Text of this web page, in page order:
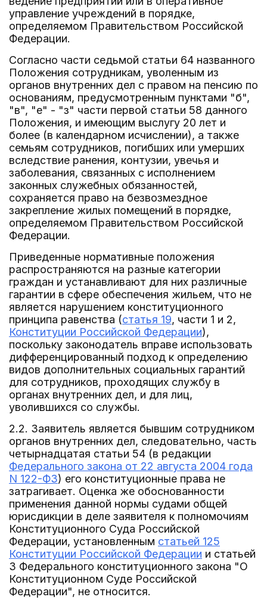
управление учреждений в порядке,
определяемом Правительством Российской
Федерации.
Согласно части седьмой статьи 64 названного
Положения сотрудникам, уволенным из
органов внутренних дел с правом на пенсию по
основаниям, предусмотренным пунктами "б",
"в", "е" - "з" части первой статьи 58 данного
Положения, и имеющим выслугу 20 лет и
более (в календарном исчислении), а также
семьям сотрудников, погибших или умерших
вследствие ранения, контузии, увечья и
заболевания, связанных с исполнением
законных служебных обязанностей,
сохраняется право на безвозмездное
закрепление жилых помещений в порядке,
определяемом Правительством Российской
Федерации.
Приведенные нормативные положения
распространяются на разные категории
граждан и устанавливают для них различные
гарантии в сфере обеспечения жильем, что не
является нарушением конституционного
принципа равенства (статья 19, части 1 и 2,
Конституции Российской Федерации),
поскольку законодатель вправе использовать
дифференцированный подход к определению
видов дополнительных социальных гарантий
для сотрудников, проходящих службу в
органах внутренних дел, и для лиц,
уволившихся со службы.
2.2. Заявитель является бывшим сотрудником
органов внутренних дел, следовательно, часть
четырнадцатая статьи 54 (в редакции
Федерального закона от 22 августа 2004 года
N 122-ФЗ) его конституционные права не
затрагивает. Оценка же обоснованности
применения данной нормы судами общей
юрисдикции в деле заявителя к полномочиям
Конституционного Суда Российской
Федерации, установленным статьей 125
Конституции Российской Федерации и статьей
3 Федерального конституционного закона "О
Конституционном Суде Российской
Федерации", не относится.